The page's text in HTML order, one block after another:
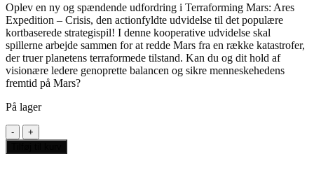
Oplev en ny og spændende udfordring i Terraforming Mars: Ares
Expedition – Crisis, den actionfyldte udvidelse til det populære
kortbaserede strategispil! I denne kooperative udvidelse skal
spillerne arbejde sammen for at redde Mars fra en række katastrofer,
der truer planetens terraformede tilstand. Kan du og dit hold af
visionære ledere genoprette balancen og sikre menneskehedens
fremtid på Mars?
På lager
Terraforming
Mars
Ares